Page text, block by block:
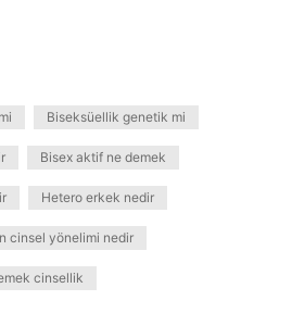
Biseksüellik genetik mi
Bisex aktif ne demek
Hetero erkek nedir
cinsel yönelimi nedir
cinsellik